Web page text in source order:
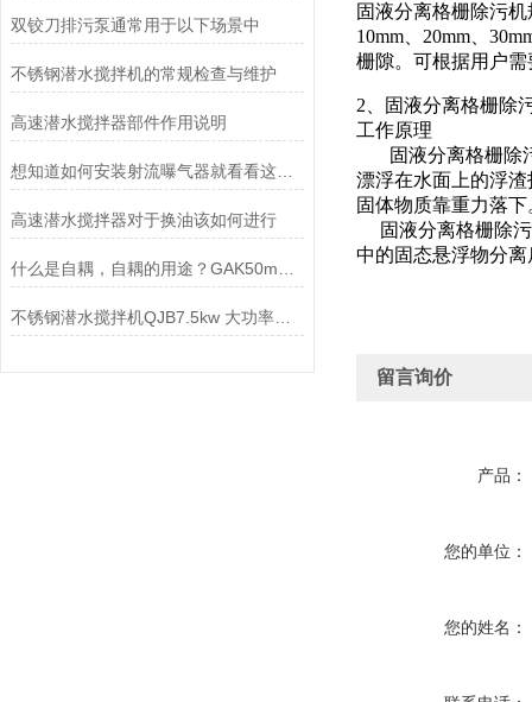
双铰刀排污泵通常用于以下场景中
不锈钢潜水搅拌机的常规检查与维护
高速潜水搅拌器部件作用说明
想知道如何安装射流曝气器就看看这些吧
高速潜水搅拌器对于换油该如何进行
不锈钢潜水搅拌机QJB7.5kw 大功率用于化粪池、养殖场
固液分离格栅除污机
10mm、20mm、
栅隙。可根据用户
2、固液分离格栅除
工作原理
固液分离格栅除污
漂浮在水面上的浮
固体物质靠重力落
固液分离格栅除污
中的固态悬浮物分
留言询价
产品：
您的单位：
您的姓名：